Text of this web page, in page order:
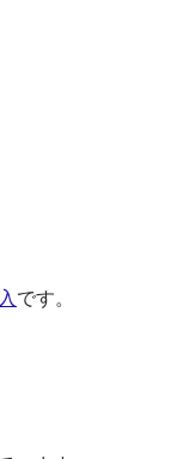
です。